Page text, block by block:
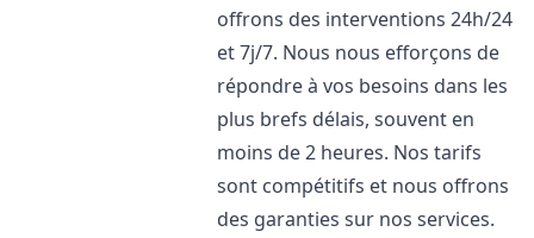
offrons des interventions 24h/24
et 7j/7. Nous nous efforçons de
répondre à vos besoins dans les
plus brefs délais, souvent en
moins de 2 heures. Nos tarifs
sont compétitifs et nous offrons
des garanties sur nos services.